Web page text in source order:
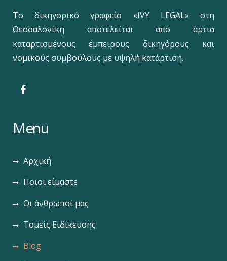
Το δικηγορικό γραφείο «IVY LEGAL» στη
Θεσσαλονίκη αποτελείται από άρτια
καταρτισμένους έμπειρους δικηγόρους και
νομικούς συμβούλους με υψηλή κατάρτιση.
Menu
Αρχική
Ποιοι είμαστε
Οι άνθρωποί μας
Τομείς Ειδίκευσης
Blog